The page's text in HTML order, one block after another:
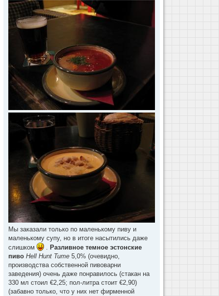
Мы заказали только по маленькому пиву и
маленькому супу, но в итоге насытились даже
слишком
Разливное темное эстонские
пиво Hell Hunt Tume 5,0% (очевидно,
производства собственной пивоварни
заведения) очень даже понравилось (стакан на
330 мл стоил €2,25; пол-литра стоит €2,90)
(забавно только, что у них нет фирменной